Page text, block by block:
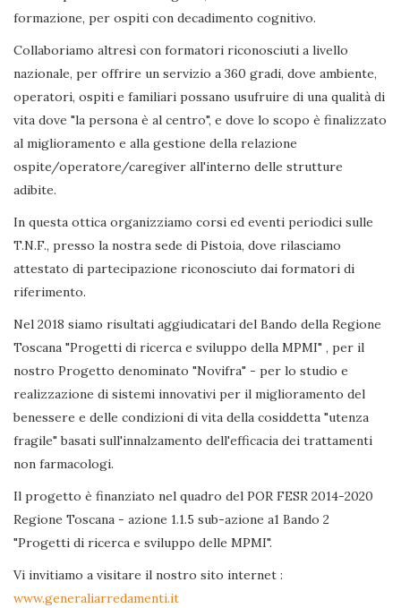
formazione, per ospiti con decadimento cognitivo.
Collaboriamo altresì con formatori riconosciuti a livello
nazionale, per offrire un servizio a 360 gradi, dove ambiente,
operatori, ospiti e familiari possano usufruire di una qualità di
vita dove "la persona è al centro", e dove lo scopo è finalizzato
al miglioramento e alla gestione della relazione
ospite/operatore/caregiver all'interno delle strutture
adibite.
In questa ottica organizziamo corsi ed eventi periodici sulle
T.N.F., presso la nostra sede di Pistoia, dove rilasciamo
attestato di partecipazione riconosciuto dai formatori di
riferimento.
Nel 2018 siamo risultati aggiudicatari del Bando della Regione
Toscana "Progetti di ricerca e sviluppo della MPMI" , per il
nostro Progetto denominato "Novifra" - per lo studio e
realizzazione di sistemi innovativi per il miglioramento del
benessere e delle condizioni di vita della cosiddetta "utenza
fragile" basati sull'innalzamento dell'efficacia dei trattamenti
non farmacologi.
Il progetto è finanziato nel quadro del POR FESR 2014-2020
Regione Toscana - azione 1.1.5 sub-azione a1 Bando 2
"Progetti di ricerca e sviluppo delle MPMI".
Vi invitiamo a visitare il nostro sito internet :
www.generaliarredamenti.it